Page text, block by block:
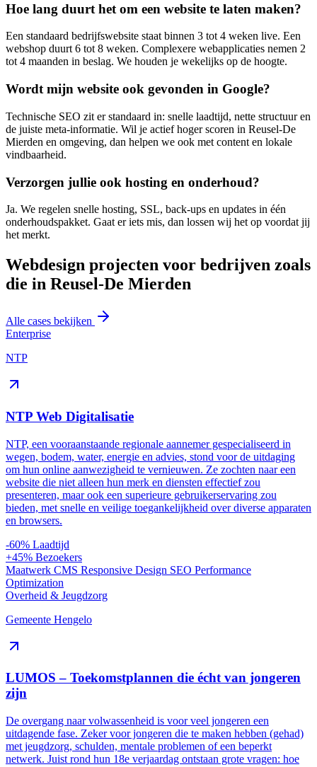
Hoe lang duurt het om een website te laten maken?
Een standaard bedrijfswebsite staat binnen 3 tot 4 weken live. Een
webshop duurt 6 tot 8 weken. Complexere webapplicaties nemen 2
tot 4 maanden in beslag. We houden je wekelijks op de hoogte.
Wordt mijn website ook gevonden in Google?
Technische SEO zit er standaard in: snelle laadtijd, nette structuur en
de juiste meta-informatie. Wil je actief hoger scoren in Reusel-De
Mierden en omgeving, dan helpen we ook met content en lokale
vindbaarheid.
Verzorgen jullie ook hosting en onderhoud?
Ja. We regelen snelle hosting, SSL, back-ups en updates in één
onderhoudspakket. Gaat er iets mis, dan lossen wij het op voordat jij
het merkt.
Webdesign projecten voor bedrijven zoals
die in Reusel-De Mierden
Alle cases bekijken
Enterprise
NTP
NTP Web Digitalisatie
NTP, een vooraanstaande regionale aannemer gespecialiseerd in
wegen, bodem, water, energie en advies, stond voor de uitdaging
om hun online aanwezigheid te vernieuwen. Ze zochten naar een
website die niet alleen hun merk en diensten effectief zou
presenteren, maar ook een superieure gebruikerservaring zou
bieden, met snelle en veilige toegankelijkheid over diverse apparaten
en browsers.
-60% Laadtijd
+45% Bezoekers
Maatwerk CMS Responsive Design SEO Performance
Optimization
Overheid & Jeugdzorg
Gemeente Hengelo
LUMOS – Toekomstplannen die écht van jongeren
zijn
De overgang naar volwassenheid is voor veel jongeren een
uitdagende fase. Zeker voor jongeren die te maken hebben (gehad)
met jeugdzorg, schulden, mentale problemen of een beperkt
netwerk. Juist rond hun 18e verjaardag ontstaan grote vragen: hoe